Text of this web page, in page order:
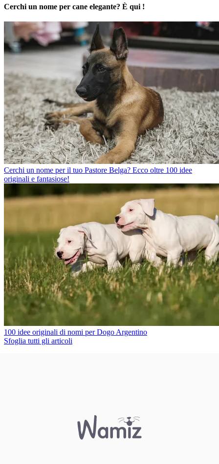
Cerchi un nome per cane elegante? È qui !
Cerchi un nome per il tuo Pastore Belga? Ecco oltre 100 idee
originali e fantasiose!
100 idee originali di nomi per Dogo Argentino
Sfoglia tutti gli articoli